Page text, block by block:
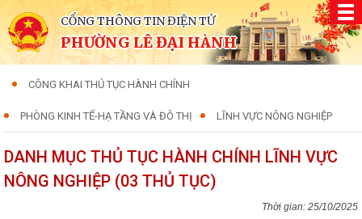
CỔNG THÔNG TIN ĐIỆN TỬ
PHƯỜNG LÊ ĐẠI HÀNH
CÔNG KHAI THỦ TỤC HÀNH CHÍNH
PHÒNG KINH TẾ-HẠ TẦNG VÀ ĐÔ THỊ LĨNH VỰC NÔNG NGHIỆP
DANH MỤC THỦ TỤC HÀNH CHÍNH LĨNH VỰC
NÔNG NGHIỆP (03 THỦ TỤC)
25/10/2025